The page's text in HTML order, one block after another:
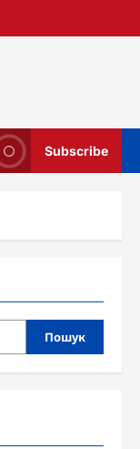
Subscribe
Пошук